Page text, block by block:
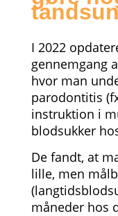
I 2022
gennemgang
hvor man
parodontitis
instruktion i
blodsukker
De fandt, at
lille, men
måneder hos